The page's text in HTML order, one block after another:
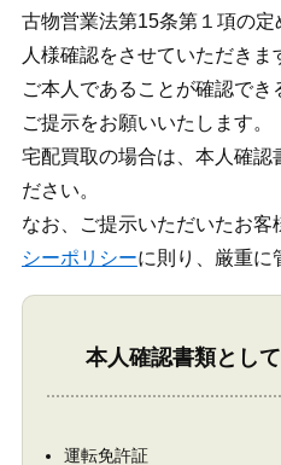
古物営業法第15条第１項の
人様確認をさせていただきま
ご本人であることが確認で
ご提示をお願いいたします。
宅配買取の場合は、本人確認
ださい。
なお、ご提示いただいたお客
シーポリシーに則り、厳重に
本人確認書類とし
運転免許証